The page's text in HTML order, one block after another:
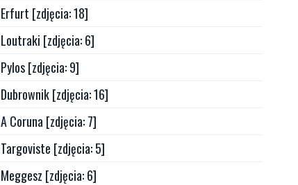
Erfurt [zdjęcia: 18]
Loutraki [zdjęcia: 6]
Pylos [zdjęcia: 9]
Dubrownik [zdjęcia: 16]
A Coruna [zdjęcia: 7]
Targoviste [zdjęcia: 5]
Meggesz [zdjęcia: 6]